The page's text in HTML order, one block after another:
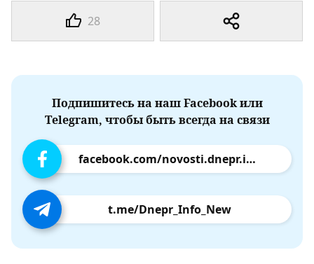
28
Подпишитесь на наш Facebook или
Telegram, чтобы быть всегда на связи
facebook.com/novosti.dnepr.info
t.me/Dnepr_Info_New